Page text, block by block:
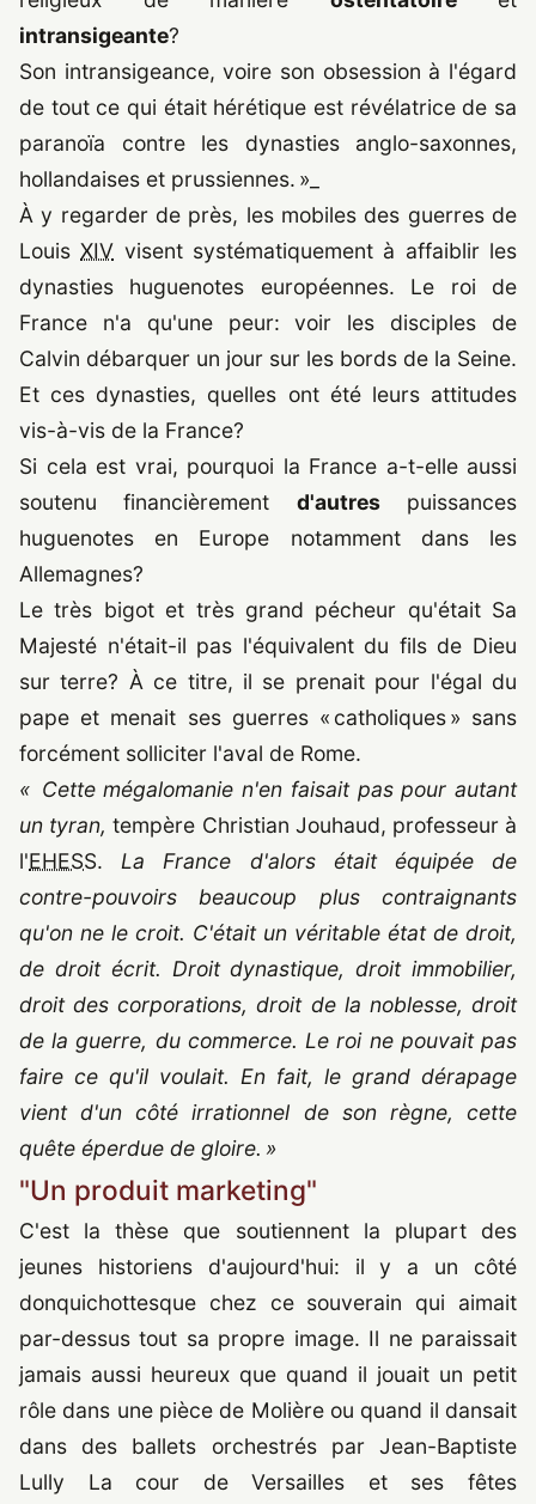
intransigeante?
Son intransigeance, voire son obsession à l'égard
de tout ce qui était hérétique est révélatrice de sa
paranoïa contre les dynasties anglo-saxonnes,
hollandaises et prussiennes. »_
À y regarder de près, les mobiles des guerres de
LouisXIV visent systématiquement à affaiblir les
dynasties huguenotes européennes. Le roi de
France n'a qu'une peur: voir les disciples de
Calvin débarquer un jour sur les bords de la Seine.
Et ces dynasties, quelles ont été leurs attitudes
vis-à-vis de la France?
Si cela est vrai, pourquoi la France a-t-elle aussi
soutenu financièrement d'autrespuissances
huguenotes en Europe notamment dans les
Allemagnes?
Le très bigot et très grand pécheur qu'était Sa
Majesté n'était-il pas l'équivalent du fils de Dieu
sur terre? À ce titre, il se prenait pour l'égal du
pape et menait ses guerres « catholiques » sans
forcément solliciter l'aval de Rome.
« Cette mégalomanie n'en faisait pas pour autant
un tyran, tempère Christian Jouhaud, professeur à
l'EHESS. La France d'alors était équipée de
contre-pouvoirs beaucoup plus contraignants
qu'on ne le croit. C'était un véritable état de droit,
de droit écrit. Droit dynastique, droit immobilier,
droit des corporations, droit de la noblesse, droit
de la guerre, du commerce. Le roi ne pouvait pas
faire ce qu'il voulait. En fait, le grand dérapage
vient d'un côté irrationnel de son règne, cette
quête éperdue de gloire. »
"Un produit marketing"
C'est la thèse que soutiennent la plupart des
jeunes historiens d'aujourd'hui: il y a un côté
donquichottesque chez ce souverain qui aimait
par-dessus tout sa propre image. Il ne paraissait
jamais aussi heureux que quand il jouait un petit
rôle dans une pièce de Molière ou quand il dansait
dans des ballets orchestrés par Jean-Baptiste
Lully La cour de Versailles et ses fêtes